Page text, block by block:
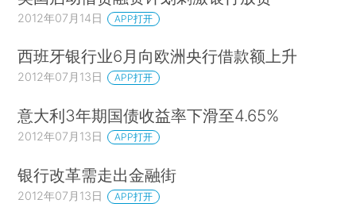
2012年07月14日 APP打开
西班牙银行业6月向欧洲央行借款额上升
2012年07月13日 APP打开
意大利3年期国债收益率下滑至4.65%
2012年07月13日 APP打开
银行改革需走出金融街
2012年07月13日 APP打开